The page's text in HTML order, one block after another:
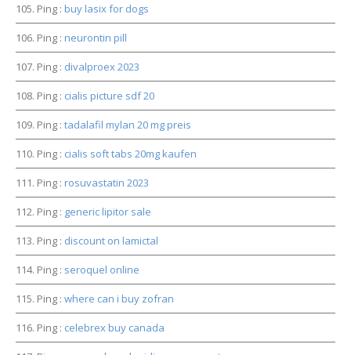
Ping : buy lasix for dogs
Ping : neurontin pill
Ping : divalproex 2023
Ping : cialis picture sdf 20
Ping : tadalafil mylan 20 mg preis
Ping : cialis soft tabs 20mg kaufen
Ping : rosuvastatin 2023
Ping : generic lipitor sale
Ping : discount on lamictal
Ping : seroquel online
Ping : where can i buy zofran
Ping : celebrex buy canada